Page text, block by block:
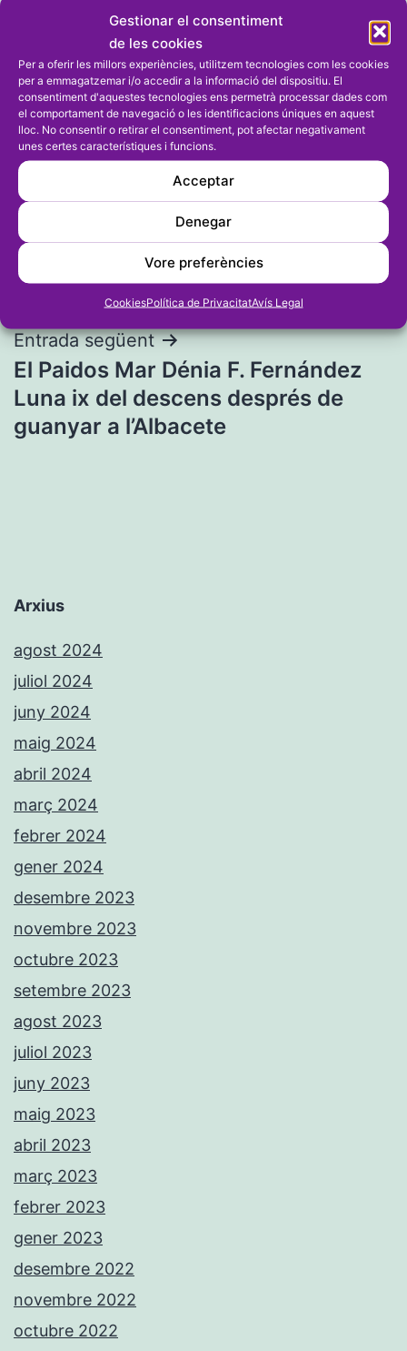
Gestionar el consentiment
de les cookies
Per a oferir les millors experiències, utilitzem tecnologies com les cookies
per a emmagatzemar i/o accedir a la informació del dispositiu. El
consentiment d'aquestes tecnologies ens permetrà processar dades com
el comportament de navegació o les identificacions úniques en aquest
lloc. No consentir o retirar el consentiment, pot afectar negativament
unes certes característiques i funcions.
Acceptar
Denegar
Vore preferències
CookiesPolítica de PrivacitatAvís Legal
Navegació
d'entrades
Entrada anterior
Dos ors, una plata i un bronze per
als deniers en la quarta regata de la
Lliga Suma
Entrada següent
El Paidos Mar Dénia F. Fernández
Luna ix del descens després de
guanyar a l’Albacete
Arxius
agost 2024
juliol 2024
juny 2024
maig 2024
abril 2024
març 2024
febrer 2024
gener 2024
desembre 2023
novembre 2023
octubre 2023
setembre 2023
agost 2023
juliol 2023
juny 2023
maig 2023
abril 2023
març 2023
febrer 2023
gener 2023
desembre 2022
novembre 2022
octubre 2022